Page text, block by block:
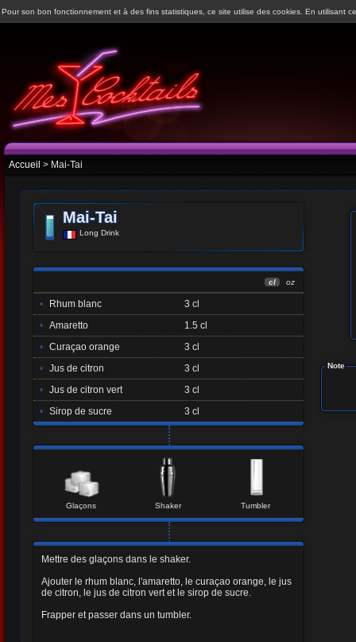
Pour son bon fonctionnement et à des fins statistiques, ce site utilise des cookies. En utilisant
Accueil > Mai-Tai
Mai-Tai
Long Drink
oz
cl
• Rhum blanc
3 cl
• Amaretto
1.5 cl
• Curaçao orange
3 cl
• Jus de citron
3 cl
• Jus de citron vert
3 cl
• Sirop de sucre 3 cl
Glaçons Shaker Tumbler
Mettre des glaçons dans le shaker.
Ajouter le rhum blanc, l'amaretto, le curaçao orange, le jus
de citron, le jus de citron vert et le sirop de sucre.
Frapper et passer dans un tumbler.
Note